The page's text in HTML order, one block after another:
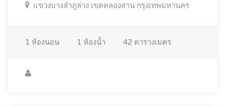
แขวงบางลำภูล่าง เขตคลองสาน กรุงเทพมหานคร
1 ห้องนอน 1 ห้องน้ำ 42 ตารางเมตร